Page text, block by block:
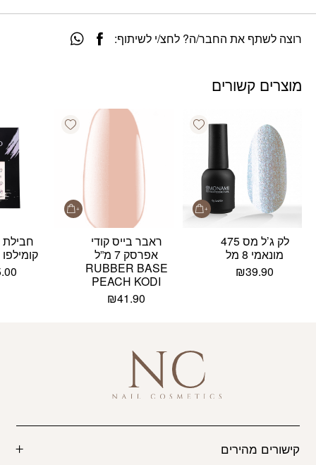
רוצה לשתף את החבר/ה? לחצ/י לשיתוף:
מוצרים קשורים
Add wishlist
לק ג’ל מס 475
מונאמי 8 מל
₪39.90
Add wishlist
ראבר בייס קודי
אפרסק 7 מ”ל
RUBBER BASE
PEACH KODI
₪41.90
קומילפו KCA013
קישורים מהירים